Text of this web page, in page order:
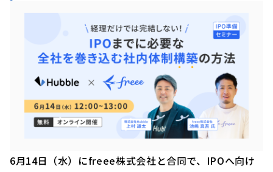
6月14日（水）にfreee株式会社と合同で、IPOへ向け